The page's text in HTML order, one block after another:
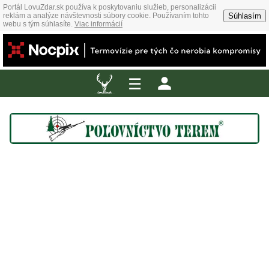
Portál LovuZdar.sk používa k poskytovaniu služieb, personalizácii
reklám a analýze návštevnosti súbory cookie. Používaním tohto
webu s tým súhlasíte. Viac informácií
Súhlasím
☰